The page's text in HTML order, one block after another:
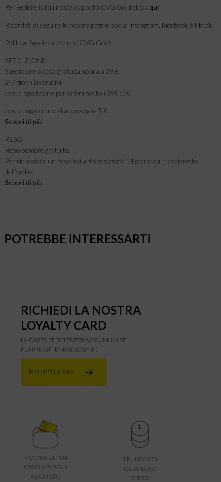
Per vedere tutti i nostri cappotti CVG Gold clicca qui
Ricordati di seguire le nostre pagine social instagram facebook e tiktok
Politica: Spedizione e resi CVG Gold
SPEDIZIONE
Spedizione a casa gratuita sopra a 39 €
2-7 giorn lavorativi
costo spedizione per ordini sotto i 39€ : 5€
costo pagamento alla consegna 5 €
Scopri di più
RESO
Reso sempre gratuito.
Per richiedere un reso hai a disposizione 14 giorni dal ricevimento
dell’ordine.
Scopri di più
POTREBBE INTERESSARTI
RICHIEDI LA NOSTRA
LOYALTY CARD
LA CARTA FEDELTÀ PER ACCUMULARE
PUNTI E OTTENERE SCONTI.
RICHIEDILA ORA
MOSTRA LA TUA
CARD AD OGNI
ACQUISTO
1 PUNTO PER
OGNI EURO
SPESO